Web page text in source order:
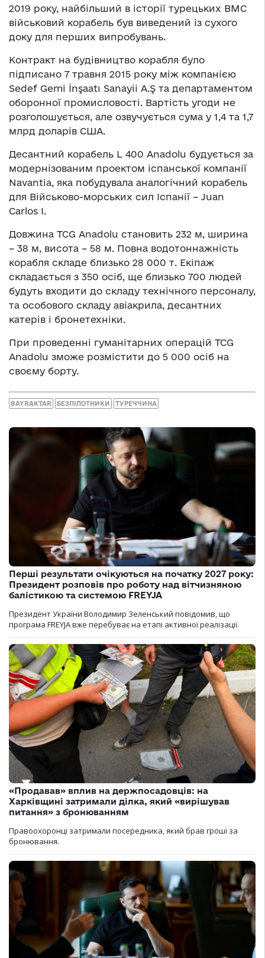
2019 року, найбільший в історії турецьких ВМС
військовий корабель був виведений із сухого
доку для перших випробувань.
Контракт на будівництво корабля було
підписано 7 травня 2015 року між компанією
Sedef Gemi İnşaatı Sanayii A.Ş та департаментом
оборонної промисловості. Вартість угоди не
розголошується, але озвучується сума у 1,4 та 1,7
млрд доларів США.
Десантний корабель L 400 Anadolu будується за
модернізованим проектом іспанської компанії
Navantia, яка побудувала аналогічний корабель
для Військово-морських сил Іспанії – Juan
Carlos I.
Довжина TCG Anadolu становить 232 м, ширина
– 38 м, висота – 58 м. Повна водотоннажність
корабля складе близько 28 000 т. Екіпаж
складається з 350 осіб, ще близько 700 людей
будуть входити до складу технічного персоналу,
та особового складу авіакрила, десантних
катерів і бронетехніки.
При проведенні гуманітарних операцій TCG
Anadolu зможе розмістити до 5 000 осіб на
своєму борту.
BAYRAKTAR БЕЗПІЛОТНИКИ ТУРЕЧЧИНА
Перші результати очікуються на початку 2027 року:
Президент розповів про роботу над вітчизняною
балістикою та системою FREYJA
Президент України Володимир Зеленський повідомив, що
програма FREYJA вже перебуває на етапі активної реалізації.
«Продавав» вплив на держпосадовців: на
Харківщині затримали ділка, який «вирішував
питання» з бронюванням
Правоохоронці затримали посередника, який брав гроші за
бронювання.